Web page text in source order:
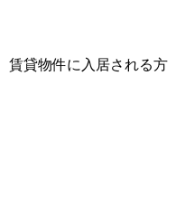
貸物件に入居される方